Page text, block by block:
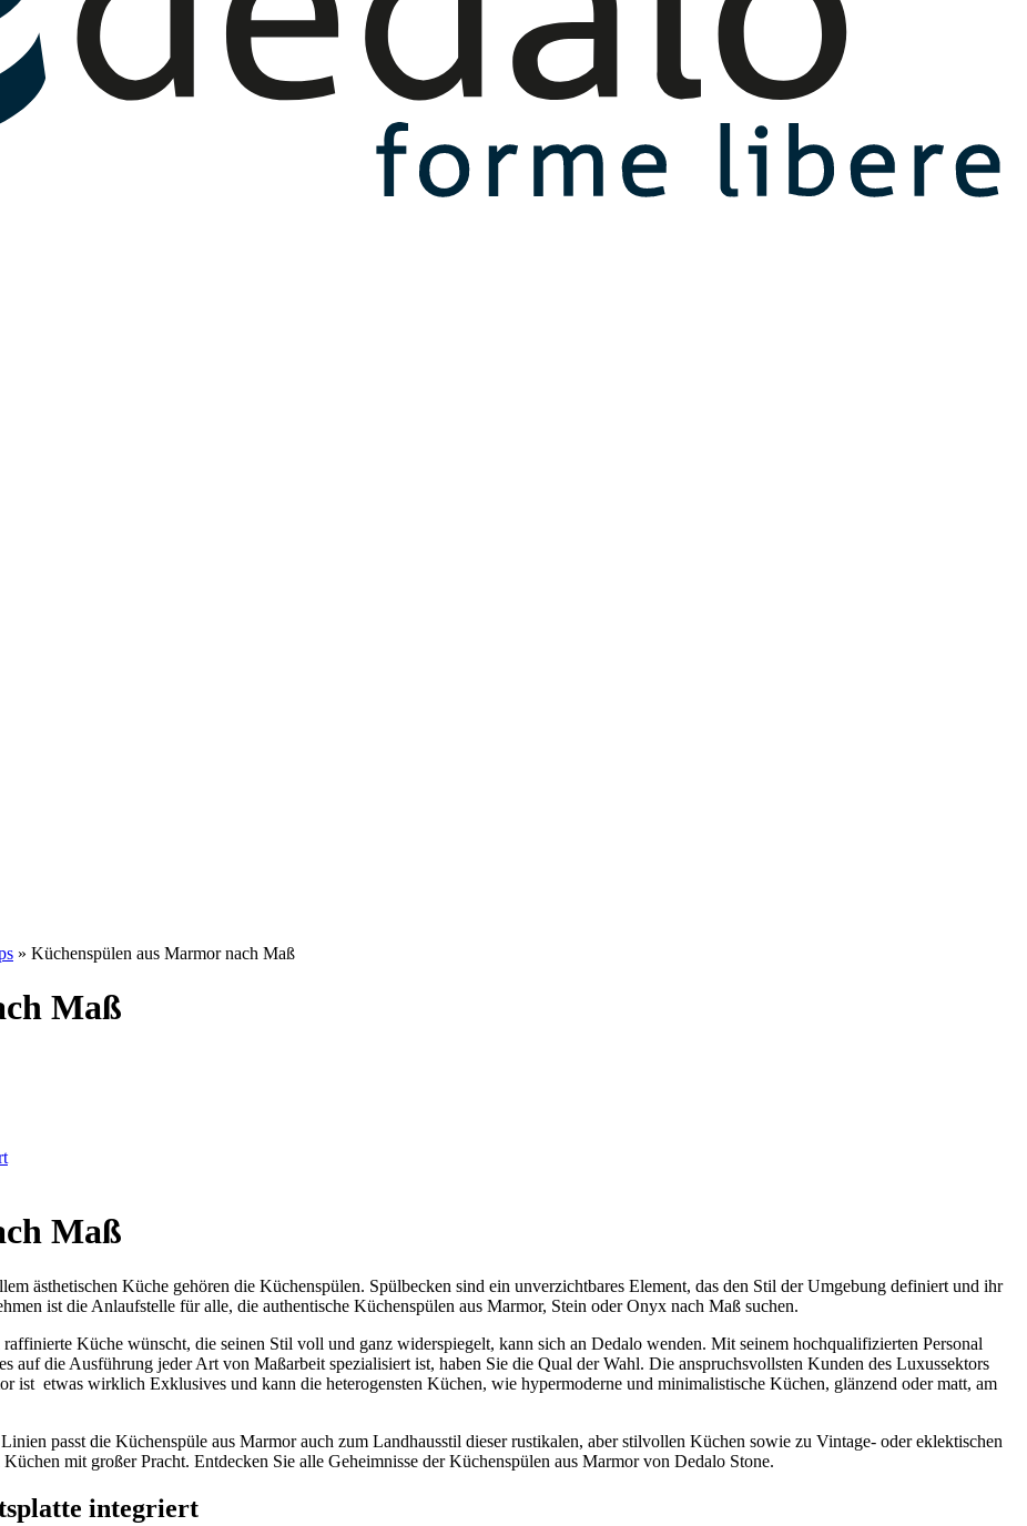
» Küchenspülen aus Marmor nach Maß
Maß
Maß
ästhetischen Küche gehören die Küchenspülen. Spülbecken sind ein unverzichtbares Element, das den Stil der Umgebung definiert und ihr
ist die Anlaufstelle für alle, die authentische Küchenspülen aus Marmor, Stein oder Onyx nach Maß suchen.
Küche wünscht, die seinen Stil voll und ganz widerspiegelt, kann sich an Dedalo wenden. Mit seinem hochqualifizierten Personal
auf die Ausführung jeder Art von Maßarbeit spezialisiert ist, haben Sie die Qual der Wahl. Die anspruchsvollsten Kunden des Luxussektors
ist etwas wirklich Exklusives und kann die heterogensten Küchen, wie hypermoderne und minimalistische Küchen, glänzend oder matt, am
passt die Küchenspüle aus Marmor auch zum Landhausstil dieser rustikalen, aber stilvollen Küchen sowie zu Vintage- oder eklektischen
mit großer Pracht. Entdecken Sie alle Geheimnisse der Küchenspülen aus Marmor von Dedalo Stone.
integriert